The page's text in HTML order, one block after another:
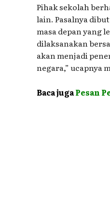
Pihak sekolah
lain. Pasalnya
masa depan yang
dilaksanakan
akan menjadi
negara,” ucapnya
Baca jugaPesan